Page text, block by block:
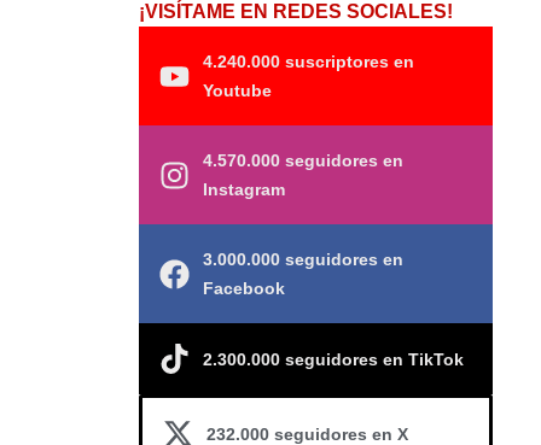
¡VISÍTAME EN REDES SOCIALES!
4.240.000 suscriptores en
Youtube
4.570.000 seguidores en
Instagram
3.000.000 seguidores en
Facebook
2.300.000 seguidores en TikTok
232.000 seguidores en X